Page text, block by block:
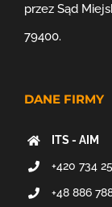
przez Sąd
79400.
DANE FIRMY
ITS - AIM
+420 734
+48 886